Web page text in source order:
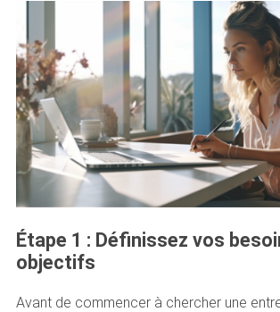
Étape 1 : Définissez vos
objectifs
Avant de commencer à chercher une